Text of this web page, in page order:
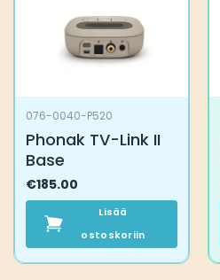
076-0040-P520
Phonak TV-Link II
Base
€185.00
Lisää
ostoskoriin